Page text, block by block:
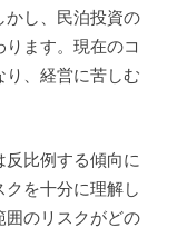
かし、民泊投資の
ます。現在のコ
り、経営に苦しむ
比例する傾向に
を十分に理解し
囲のリスクがどの